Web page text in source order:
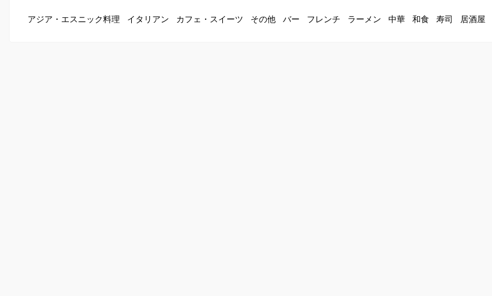
アジア・エスニック料理 イタリアン カフェ・スイーツ その他 バー フレンチ ラーメン 中華 和食 寿司 居酒屋